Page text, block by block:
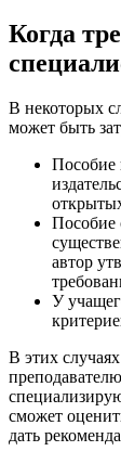
Когда
В некоторых
может быть
Пособие
Пособие
автор
У
В этих
сможет
дать